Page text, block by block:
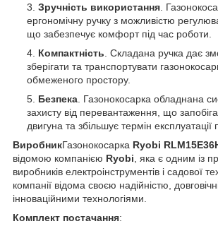
Зручність використання .
ергономічну ручку з можливістю
що забезпечує комфорт під час роботи.
Компактність . Складана ручка дає
зберігати та транспортувати
обмеженого простору.
Безпека . Газонокосарка обладнана
захисту від перевантаження, що
двигуна та збільшує термін експлуатації
ВиробникГазонокосарка Ryobi
відомою компанією Ryobi , яка є одним із
виробників електроінструментів і садової
компанії відома своєю надійністю,
інноваційними технологіями.
Комплект постачання: